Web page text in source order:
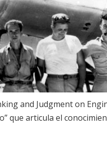
and Judgment on
que articula el